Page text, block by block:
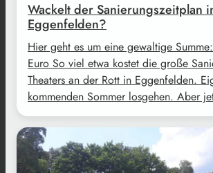
Wackelt der Sanierungszeitplan
Eggenfelden?
Hier geht es um eine gewaltige
Euro So viel etwa kostet die große
Theaters an der Rott in Eggenfelden.
kommenden Sommer losgehen. Aber